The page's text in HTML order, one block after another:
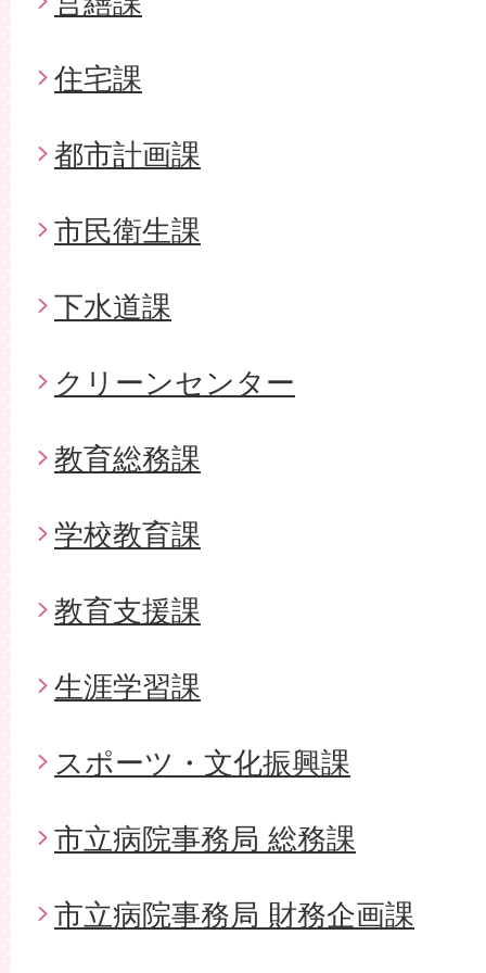
住宅課
都市計画課
市民衛生課
下水道課
クリーンセンター
教育総務課
学校教育課
教育支援課
生涯学習課
スポーツ・文化振興課
市立病院事務局 総務課
市立病院事務局 財務企画課